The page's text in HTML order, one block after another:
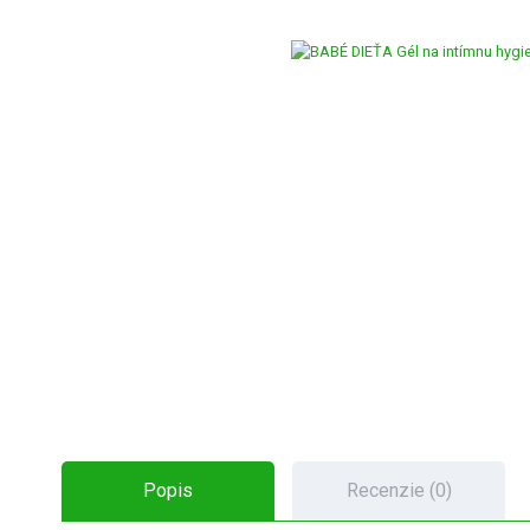
Popis Recenzie (0)